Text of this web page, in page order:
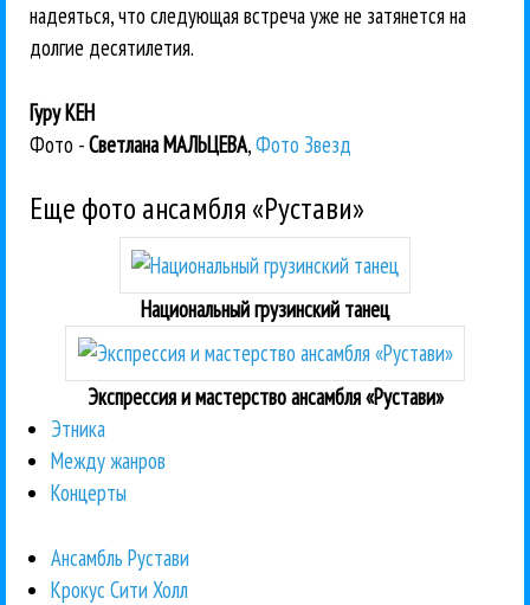
надеяться, что следующая встреча уже не затянется на
долгие десятилетия.
Гуру КЕН
Фото -Светлана МАЛЬЦЕВА,Фото Звезд
Еще фото ансамбля «Рустави»
Национальный грузинский танец
Экспрессия и мастерство ансамбля «Рустави»
Этника
Между жанров
Концерты
Ансамбль Рустави
Крокус Сити Холл